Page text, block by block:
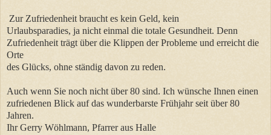
Zur Zufriedenheit braucht es kein Geld, kein
Urlaubsparadies, ja nicht einmal die totale Gesundheit. Denn
Zufriedenheit trägt über die Klippen der Probleme und erreicht die
Orte
des Glücks, ohne ständig davon zu reden.
Auch wenn Sie noch nicht über 80 sind. Ich wünsche Ihnen einen
zufriedenen Blick auf das wunderbarste Frühjahr seit über 80
Jahren.
Ihr Gerry Wöhlmann, Pfarrer aus Halle